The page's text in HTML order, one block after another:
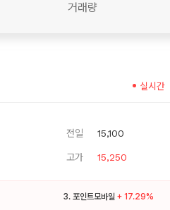
거래량
실시간
전일 15,100
고가 15,250
3. 포인트모바일 + 17.29%